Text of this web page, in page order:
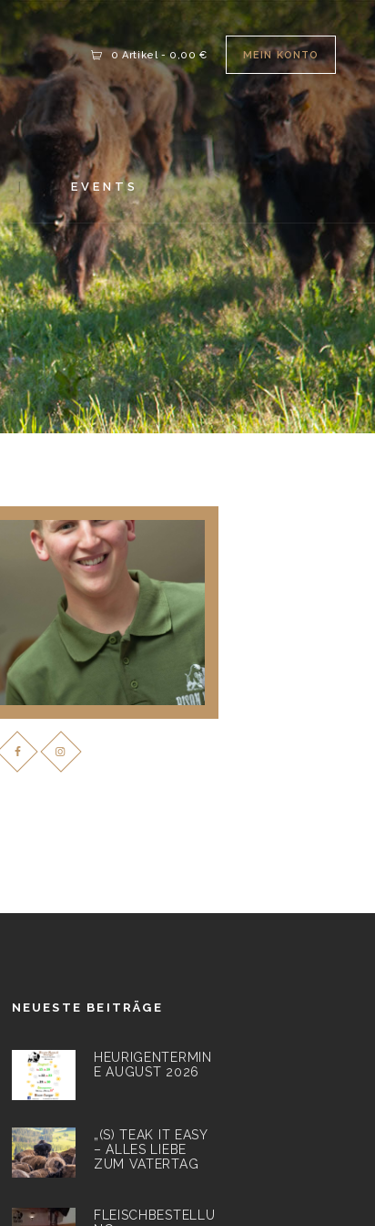
0 Artikel-0,00 € MEIN KONTO
EVENTS
NEUESTE BEITRÄGE
HEURIGENTERMIN
E AUGUST 2026
„(S) TEAK IT EASY
– ALLES LIEBE
ZUM VATERTAG
FLEISCHBESTELLU